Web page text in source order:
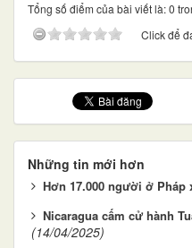
Tổng số điểm của bài viết là: 0
Click để
Những tin mới hơn
Hơn 17.000 người ở Pháp
Nicaragua cấm cử hành
(14/04/2025)